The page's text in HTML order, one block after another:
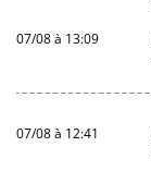
07/08 à 13:09
07/08 à 12:41